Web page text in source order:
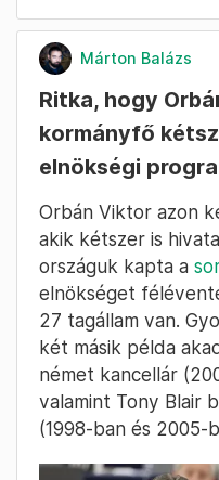
Márton Balázs
Ritka, hogy
kormányfő
elnökségi
Orbán Viktor azon
akik kétszer is
országuk kapta a
elnökséget
27 tagállam van.
két másik példa
német kancellár
valamint Tony Blair
(1998-ban és 2005-